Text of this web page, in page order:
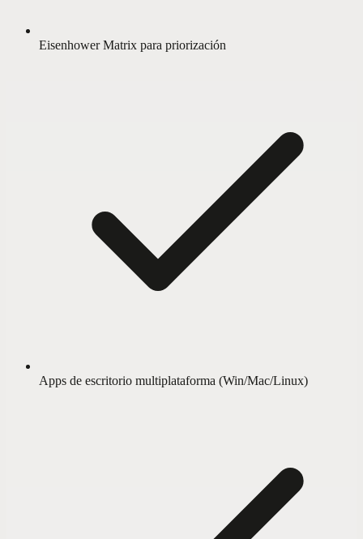
Eisenhower Matrix para priorización
Apps de escritorio multiplataforma (Win/Mac/Linux)